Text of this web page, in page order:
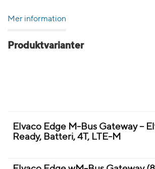
Mer information
Produktvarianter
Elvaco Edge M-Bus Gateway –
Ready, Batteri, 4T, LTE-M